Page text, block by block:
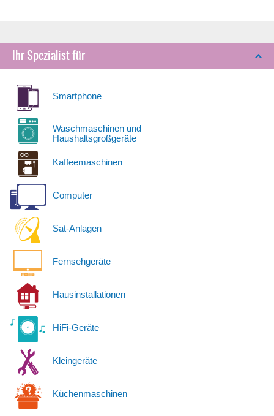
Ihr Spezialist für
Smartphone
Waschmaschinen und
Haushaltsgroßgeräte
Kaffeemaschinen
Computer
Sat-Anlagen
Fernsehgeräte
Hausinstallationen
HiFi-Geräte
Kleingeräte
Küchenmaschinen